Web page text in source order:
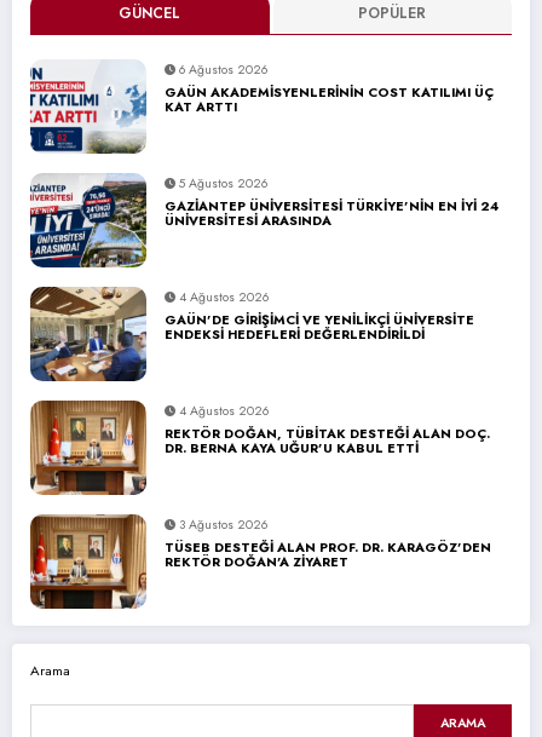
GÜNCEL POPÜLER
6 Ağustos 2026
GAÜN AKADEMİSYENLERİNİN COST KATILIMI ÜÇ
KAT ARTTI
5 Ağustos 2026
GAZİANTEP ÜNİVERSİTESİ TÜRKİYE’NİN EN İYİ 24
ÜNİVERSİTESİ ARASINDA
4 Ağustos 2026
GAÜN’DE GİRİŞİMCİ VE YENİLİKÇİ ÜNİVERSİTE
ENDEKSİ HEDEFLERİ DEĞERLENDİRİLDİ
4 Ağustos 2026
REKTÖR DOĞAN, TÜBİTAK DESTEĞİ ALAN DOÇ.
DR. BERNA KAYA UĞUR’U KABUL ETTİ
3 Ağustos 2026
TÜSEB DESTEĞİ ALAN PROF. DR. KARAGÖZ’DEN
REKTÖR DOĞAN’A ZİYARET
Arama
ARAMA